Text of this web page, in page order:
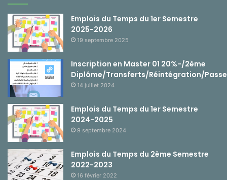
Emplois du Temps du 1er Semestre
2025-2026
19 septembre 2025
Inscription en Master 01 20%-/2ème
Diplôme/Transferts/Réintégration/
14 juillet 2024
Emplois du Temps du 1er Semestre
2024-2025
9 septembre 2024
Emplois du Temps du 2ème Semestre
2022-2023
16 février 2022